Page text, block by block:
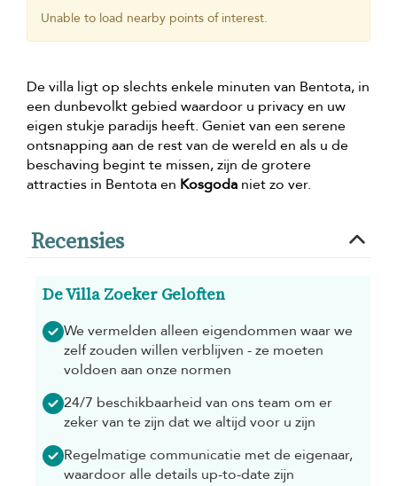
Unable to load nearby points of interest.
De villa ligt op slechts enkele minuten van Bentota, in
een dunbevolkt gebied waardoor u privacy en uw
eigen stukje paradijs heeft. Geniet van een serene
ontsnapping aan de rest van de wereld en als u de
beschaving begint te missen, zijn de grotere
attracties in Bentota en Kosgoda niet zo ver.
Recensies
De Villa Zoeker Geloften
We vermelden alleen eigendommen waar we
zelf zouden willen verblijven - ze moeten
voldoen aan onze normen
24/7 beschikbaarheid van ons team om er
zeker van te zijn dat we altijd voor u zijn
Regelmatige communicatie met de eigenaar,
waardoor alle details up-to-date zijn